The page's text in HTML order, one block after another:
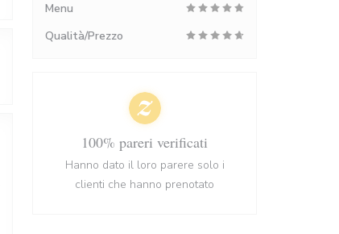
Menu
Qualità/Prezzo
100% pareri verificati
Hanno dato il loro parere solo i
clienti che hanno prenotato